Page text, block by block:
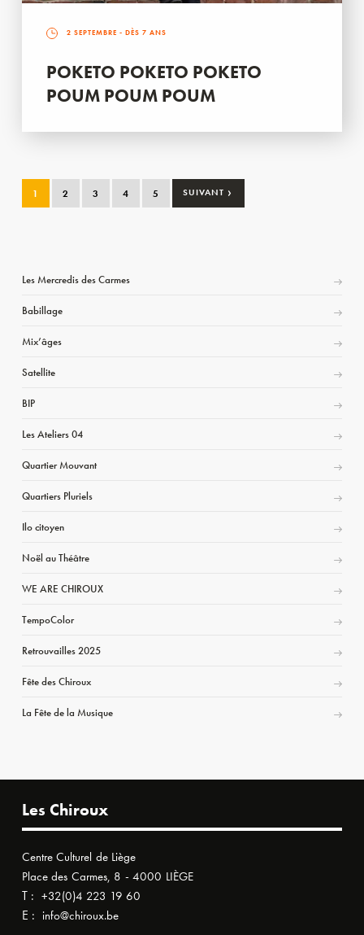
2 SEPTEMBRE - DÈS 7 ANS
POKETO POKETO POKETO
POUM POUM POUM
1 2 3 4 5 SUIVANT ›
Les Mercredis des Carmes
Babillage
Mix’âges
Satellite
BIP
Les Ateliers 04
Quartier Mouvant
Quartiers Pluriels
Ilo citoyen
Noël au Théâtre
WE ARE CHIROUX
TempoColor
Retrouvailles 2025
Fête des Chiroux
La Fête de la Musique
Les Chiroux
Centre Culturel de Liège
Place des Carmes, 8 - 4000 LIÈGE
T : +32(0)4 223 19 60
E : info@chiroux.be